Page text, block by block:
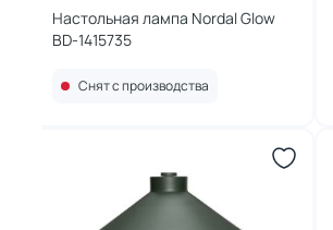
Настольная лампа Nordal Glow
BD-1415735
Снят с производства